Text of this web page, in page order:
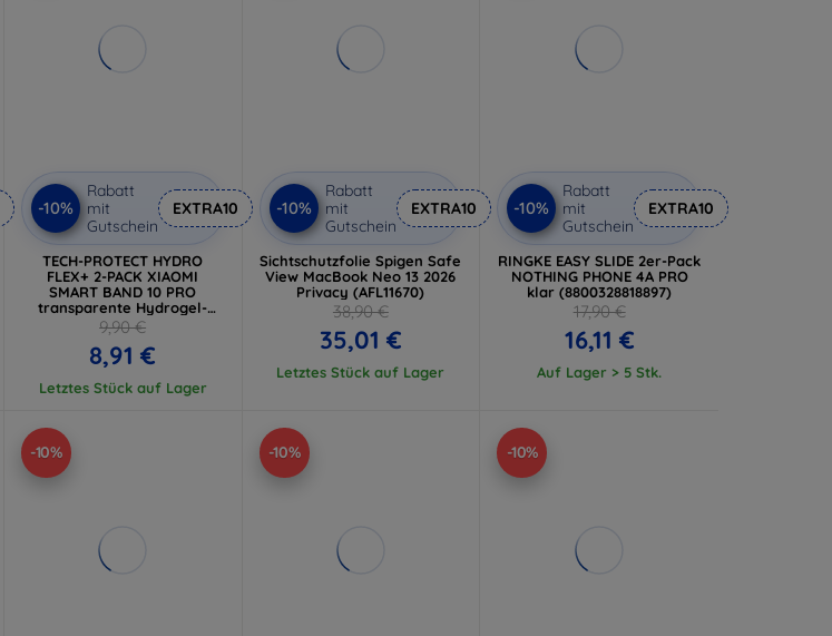
-10%
Rabatt
mit
Gutschein
EXTRA10
TECH-PROTECT HYDRO
FLEX+ 2-PACK XIAOMI
SMART BAND 10 PRO
transparente Hydrogel-
Schutzfolie
9,90 €
8,91 €
Letztes Stück auf Lager
-10%
Rabatt
mit
Gutschein
EXTRA10
Sichtschutzfolie Spigen Safe
View MacBook Neo 13 2026
Privacy (AFL11670)
38,90 €
35,01 €
Letztes Stück auf Lager
-10%
Rabatt
mit
Gutschein
EXTRA10
RINGKE EASY SLIDE 2er-Pack
NOTHING PHONE 4A PRO
klar (8800328818897)
17,90 €
16,11 €
Auf Lager > 5 Stk.
-10% -10% -10%